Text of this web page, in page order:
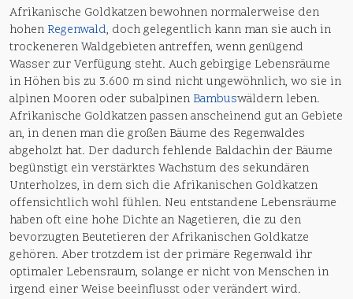
Afrikanische Goldkatzen bewohnen normalerweise den
hohen Regenwald, doch gelegentlich kann man sie auch in
trockeneren Waldgebieten antreffen, wenn genügend
Wasser zur Verfügung steht. Auch gebirgige Lebensräume
in Höhen bis zu 3.600 m sind nicht ungewöhnlich, wo sie in
alpinen Mooren oder subalpinen Bambuswäldern leben.
Afrikanische Goldkatzen passen anscheinend gut an Gebiete
an, in denen man die großen Bäume des Regenwaldes
abgeholzt hat. Der dadurch fehlende Baldachin der Bäume
begünstigt ein verstärktes Wachstum des sekundären
Unterholzes, in dem sich die Afrikanischen Goldkatzen
offensichtlich wohl fühlen. Neu entstandene Lebensräume
haben oft eine hohe Dichte an Nagetieren, die zu den
bevorzugten Beutetieren der Afrikanischen Goldkatze
gehören. Aber trotzdem ist der primäre Regenwald ihr
optimaler Lebensraum, solange er nicht von Menschen in
irgend einer Weise beeinflusst oder verändert wird.